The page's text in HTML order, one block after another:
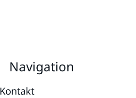
Navigation
Kontakt